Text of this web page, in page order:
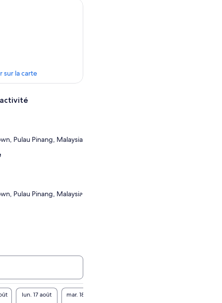
sur la carte
Pulau Pinang, Malaysia
Pulau Pinang, Malaysia
lun. 17 août mar. 18 août